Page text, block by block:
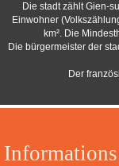
Informations
Die stadt zählt Gien-
Einwohner
km². Die
Die bürgermeister der
Der